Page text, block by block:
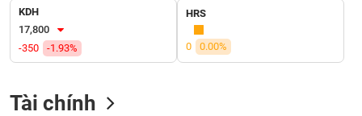
KDH
17,800
-350
-1.93%
HRS
0 0.00%
Tài chính
SẢN
Mã
chứng